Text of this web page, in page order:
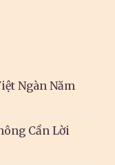
Ngàn Năm
Cần Lời